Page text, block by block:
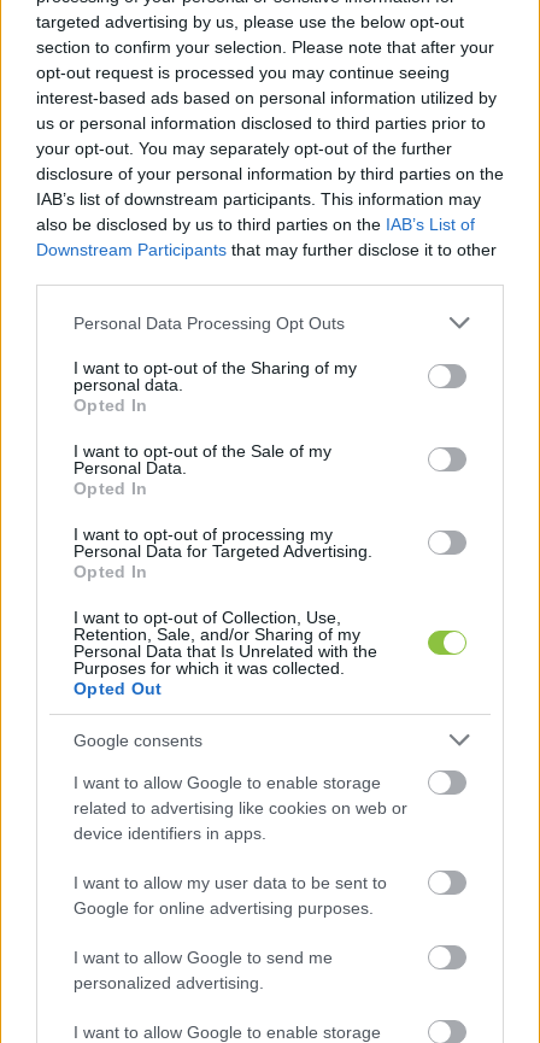
targeted advertising by us, please use the below opt-out
section to confirm your selection. Please note that after your
opt-out request is processed you may continue seeing
interest-based ads based on personal information utilized by
us or personal information disclosed to third parties prior to
your opt-out. You may separately opt-out of the further
disclosure of your personal information by third parties on the
IAB’s list of downstream participants. This information may
also be disclosed by us to third parties on the IAB’s List of
Downstream Participants that may further disclose it to other
Please note that this website/app uses one or more Google
not limited to your visit or usage behaviour. You may click to
grant or deny consent to Google and its third-party tags to
use your data for below specified purposes in below Google
consent section.
Personal Data Processing Opt Outs
I want to opt-out of the Sharing of my
personal data.
Opted In
I want to opt-out of the Sale of my
Personal Data.
Opted In
I want to opt-out of processing my
Personal Data for Targeted Advertising.
Opted In
I want to opt-out of Collection, Use,
Retention, Sale, and/or Sharing of my
Personal Data that Is Unrelated with the
Purposes for which it was collected.
Opted Out
Google consents
I want to allow Google to enable storage
related to advertising like cookies on web or
device identifiers in apps.
I want to allow my user data to be sent to
Google for online advertising purposes.
I want to allow Google to send me
personalized advertising.
I want to allow Google to enable storage
Új vezetőt neveztek ki a kecskeméti
Mercedes-Benz Gyár élére
Mercedes‑Benz Manufacturing Hungary Kft. gyárigazgatói
és ügyvezetői (CEO) pozícióját - közölte a
változás érinti a kecskeméti gyárat
Távozik a Mercedes-Benz elektromos hajtásláncok
fejlesztéséért felelős vezetője, Torsten Eder – közölte a